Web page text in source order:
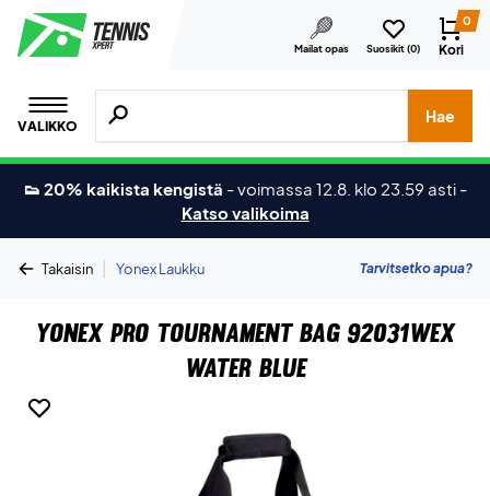
Mailat opas Suosikit (0)
0
Kori
VALIKKO
Hae tuotteita, merkkejä jne.
Hae
👟 20% kaikista kengistä -voimassa 12.8. klo 23.59 asti -
Katso valikoima
Takaisin | Yonex Laukku Tarvitsetko apua?
Yonex Pro Tournament Bag 92031WEX
Water Blue